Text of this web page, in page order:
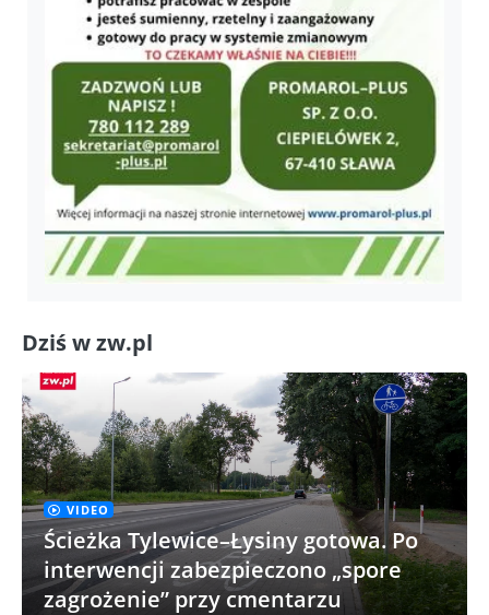
Dziś w zw.pl
VIDEO
Ścieżka Tylewice–Łysiny gotowa. Po
interwencji zabezpieczono „spore
zagrożenie” przy cmentarzu